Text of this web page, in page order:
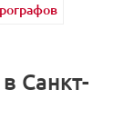
Санкт-